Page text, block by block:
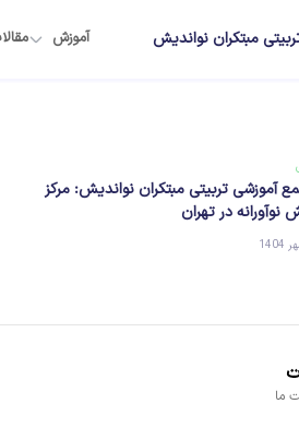
مبتکران نواندیش آموزش
آموزشی تربیتی مبتکران نواندیش: مرکز
نوآورانه در تهران
ما